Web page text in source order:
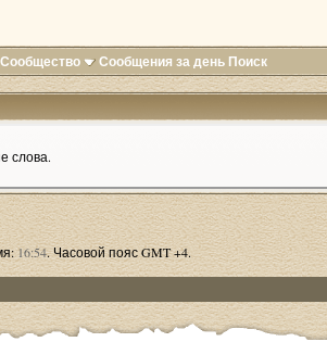
Сообщество Сообщения за день Поиск
слова.
16:54. Часовой пояс GMT +4.